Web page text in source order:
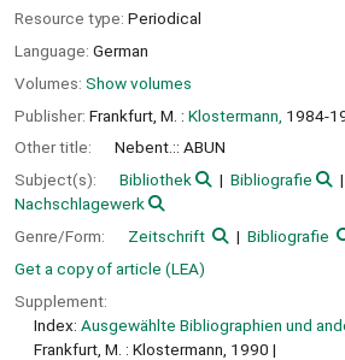
Resource type: Periodical
Language: German
Volumes: Show volumes
Publisher: Frankfurt, M. : Klostermann, 1984-
Other title:
Nebent.:: ABUN
Subject(s):
Bibliothek Bibliografie
Nachschlagewerk
Genre/Form:
Zeitschrift
Bibliografie
Get a copy of article (LEA)
Supplement:
Index: Ausgewählte Bibliographien und
Frankfurt, M. : Klostermann, 1990